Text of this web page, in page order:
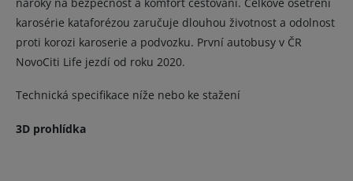
karosérie kataforézou zaručuje dlouhou životnost a odolnost
proti korozi karoserie a podvozku. První autobusy v ČR
NovoCiti Life jezdí od roku 2020.
Technická specifikace níže nebo ke stažení
3D prohlídka